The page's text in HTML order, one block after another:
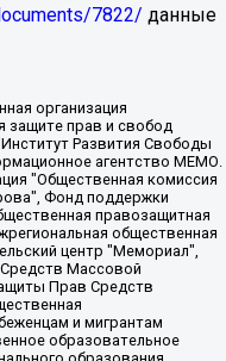
7822/ данные
Надежда Андреевна, Шендерович Виктор Анатольевич, Общество с ограниченной ответственностью "Данное сообщение", Общество с ограниченной ответственностью Издательский дом "Новая глава", Айнбиндер Александра Александровна, Московский комьюнити-центр для ЛГБТ+инициатив, Благотворительный фонд развития филантропии, Deutsche Welle (Германия, Kurt-Schumacher-Strasse 3, 53113 Bonn), Борзунова Мария Михайловна, Воробьев Виктор Викторович, Голубева Анна Львовна, Константинова Алла Михайловна, Малкова Ирина Владимировна, Мурадов Мурад Абдулгалимович, Осетинская Елизавета Николаевна, Понасенков Евгений Николаевич, Ганапольский Матвей Юрьевич, Киселев Евгений Алексеевич, Борухович Ирина Григорьевна, Дремин Иван Тимофеевич, Дубровский Дмитрий Викторович, Красноярская региональная общественная организация поддержки и развития альтернативных образовательных технологий и межкультурных коммуникаций "ИНТЕРРА", Маяковская Екатерина Алексеевна, Фейгин Марк Захарович, Филимонов Андрей Викторович, Дзугкоева Регина Николаевна, Доброхотов Роман Александрович, Дудь Юрий Александрович, Елкин Сергей Владимирович, Кругликов Кирилл Игоревич, Сабунаева Мария Леонидовна, Семенов Алексей Владимирович, Шаинян Карен Багратович, Шульман Екатерина Михайловна, Асафьев Артур Валерьевич, Вахштайн Виктор Семенович, Венедиктов Алексей Алексеевич, Лушникова Екатерина Евгеньевна, Волков Леонид Михайлович, Невзоров Александр Глебович, Пархоменко Сергей Борисович, Сироткин Ярослав Николаевич, Кара-Мурза Владимир Владимирович, Баранова Наталья Владимировна, Гозман Леонид Яковлевич, Кагарлицкий Борис Юльевич, Климарев Михаил Валерьевич, Милов Владимир Станиславович, Автономная некоммерческая организация Краснодарский центр современного искусства "Типография", Моргенштерн Алишер Тагирович, Соболь Любовь Эдуардовна, Общество с ограниченной ответственностью "ЛИЗА НОРМ", Каспаров Гарри Кимович, Ходорковский Михаил Борисович, Общество с ограниченной ответственностью "Апрельские тезисы", Данилович Ирина Брониславовна, Кашин Олег Владимирович, Петров Николай Владимирович, Пивоваров Алексей Владимирович, Соколов Михаил Владимирович, Цветкова Юлия Владимировна, Чичваркин Евгений Александрович, Комитет против пыток/Команда против пыток, Общество с ограниченной ответственностью "Первый научный", Общество с ограниченной ответственностью "Вертолет и ко", Белоцерковская Вероника Борисовна, Кац Максим Евгеньевич, Лазарева Татьяна Юрьевна, Шаведдинов Руслан Табризович, Яшин Илья Валерьевич, Общество с ограниченной ответственностью "Иноагент ААВ", Алешковский Дмитрий Петрович, Альбац Евгения Марковна, Быков Дмитрий Львович, Галямина Юлия Евгеньевна, Лойко Сергей Леонидович, Мартынов Кирилл Константинович, Медведев Сергей Александрович, Крашенинников Федор Геннадиевич, Гордеева Катерина Вл